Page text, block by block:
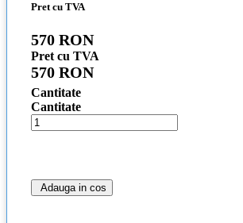
Pret cu TVA
570 RON
Pret cu TVA
570 RON
Cantitate
Cantitate
Adauga in cos